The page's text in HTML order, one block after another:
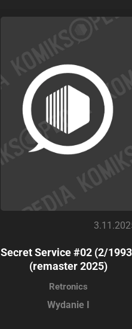
Secret Service #02 (2/
(remaster 2025)
Retronics
Wydanie I